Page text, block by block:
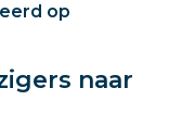
op
naar